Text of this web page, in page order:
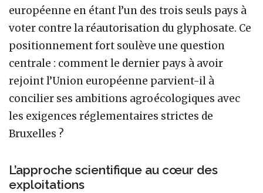
européenne en étant l’un des trois seuls pays à
voter contre la réautorisation du glyphosate. Ce
positionnement fort soulève une question
centrale : comment le dernier pays à avoir
rejoint l’Union européenne parvient-il à
concilier ses ambitions agroécologiques avec
les exigences réglementaires strictes de
Bruxelles ?
L’approche scientifique au cœur des
exploitations